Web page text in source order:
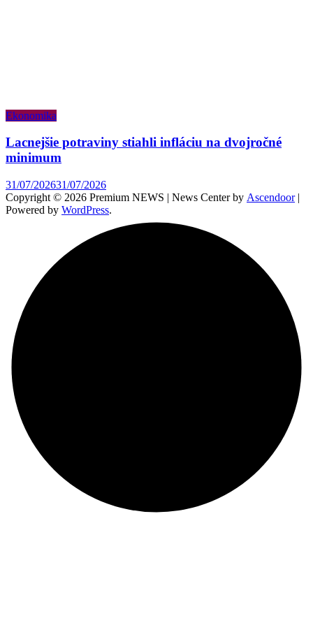
Ekonomika
Lacnejšie potraviny stiahli infláciu na dvojročné
minimum
31/07/202631/07/2026
Copyright © 2026 Premium NEWS | News Center by Ascendoor|
Powered by WordPress.